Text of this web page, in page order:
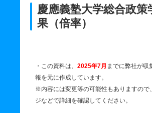
慶應義塾大学総合政策
果（倍率）
・この資料は、 2025年7月 までに弊社が収
報を元に作成しています。
※内容には変更等の可能性もありますので
ジなどで詳細を確認してください。